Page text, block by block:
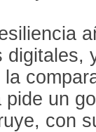
un
con